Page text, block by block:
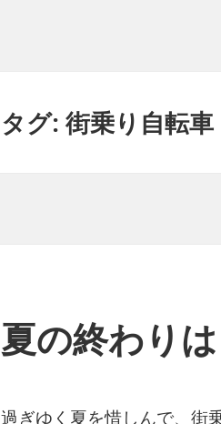
タグ:街乗り自転車
夏の終わり
過ぎゆく夏を惜しんで、街